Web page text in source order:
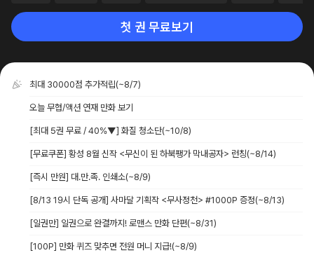
첫 권 무료보기
최대 30000점 추가적립(~8/7)
오늘 무협/액션 연재 만화 보기
[최대 5권 무료 / 40%▼] 화질 청소단(~10/8)
[무료쿠폰] 황성 8월 신작 <무신이 된 하북팽가 막내공자> 런칭(~8/14)
[즉시 만원] 대.만.족. 인쇄소(~8/9)
[8/13 19시 단독 공개] 사마달 기획작 <무사정천> #1000P 증정(~8/13)
[일권만] 일권으로 완결까지! 로맨스 만화 단편(~8/31)
[100P] 만화 퀴즈 맞추면 전원 머니 지급!(~8/9)